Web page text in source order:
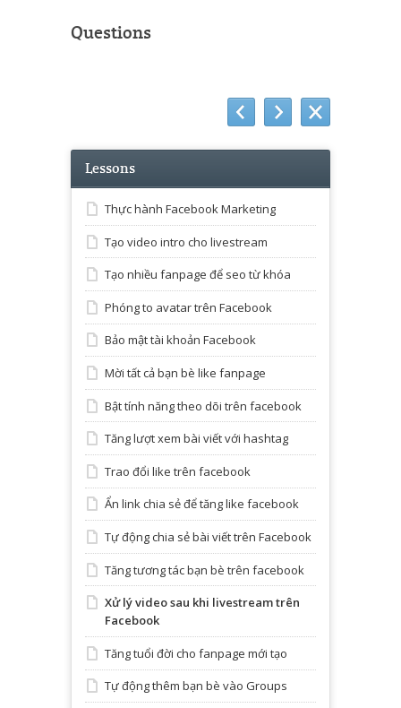
Questions
Lessons
Thực hành Facebook Marketing
Tạo video intro cho livestream
Tạo nhiều fanpage để seo từ khóa
Phóng to avatar trên Facebook
Bảo mật tài khoản Facebook
Mời tất cả bạn bè like fanpage
Bật tính năng theo dõi trên facebook
Tăng lượt xem bài viết với hashtag
Trao đổi like trên facebook
Ẩn link chia sẻ để tăng like facebook
Tự động chia sẻ bài viết trên Facebook
Tăng tương tác bạn bè trên facebook
Xử lý video sau khi livestream trên
Facebook
Tăng tuổi đời cho fanpage mới tạo
Tự động thêm bạn bè vào Groups